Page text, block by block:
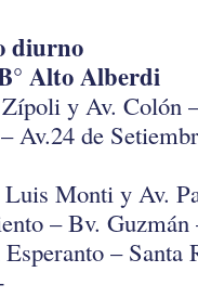
Alto Alberdi
y Av. Colón
Av.24 de
Luis Monti y Av.
– Bv.
– Santa